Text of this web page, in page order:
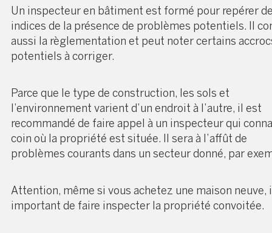
Un inspecteur en bâtiment est formé pour repérer
indices de la présence de problèmes potentiels. Il
aussi la règlementation et peut noter certains
potentiels à corriger.
Parce que le type de construction, les sols et
l’environnement varient d’un endroit à l’autre, il est
recommandé de faire appel à un inspecteur qui
coin où la propriété est située. Il sera à l’affût de
problèmes courants dans un secteur donné, par
Attention, même si vous achetez une maison neuve,
important de faire inspecter la propriété convoitée.